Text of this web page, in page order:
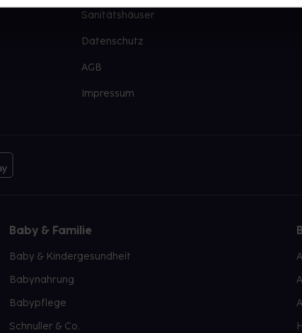
Sanitätshäuser
Datenschutz
AGB
Impressum
Baby & Familie
Baby & Kindergesundheit
Babynahrung
Babypflege
Schnuller & Co.